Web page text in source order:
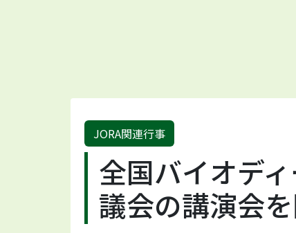
JORA関連行事
全国バイオデ
議会の講演会